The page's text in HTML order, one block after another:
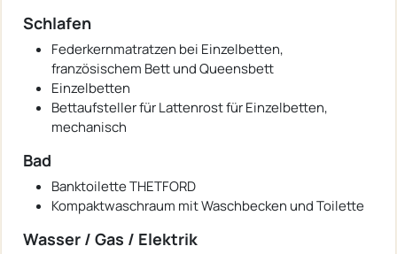
Schlafen
Federkernmatratzen bei Einzelbetten,
französischem Bett und Queensbett
Einzelbetten
Bettaufsteller für Lattenrost für Einzelbetten,
mechanisch
Bad
Banktoilette THETFORD
Kompaktwaschraum mit Waschbecken und Toilette
Wasser / Gas / Elektrik